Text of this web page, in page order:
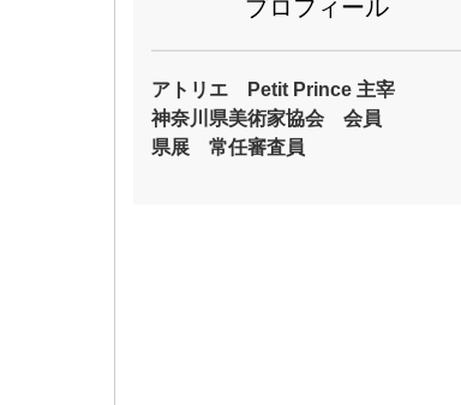
プロフィール
アトリエ Petit Prince 主宰
神奈川県美術家協会 会員
県展 常任審査員